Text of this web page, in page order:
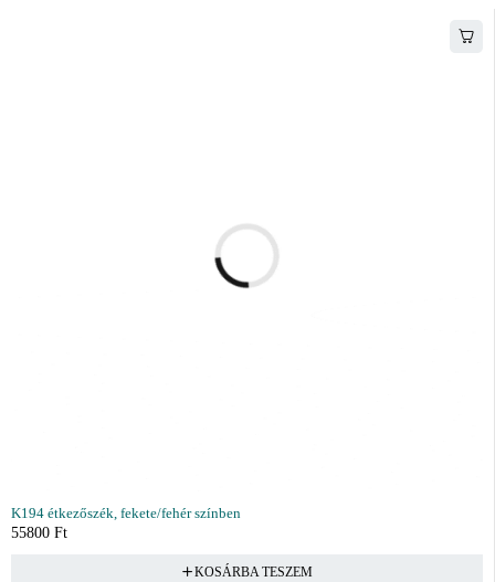
K194 étkezőszék, fekete/fehér színben
55800 Ft
KOSÁRBA TESZEM